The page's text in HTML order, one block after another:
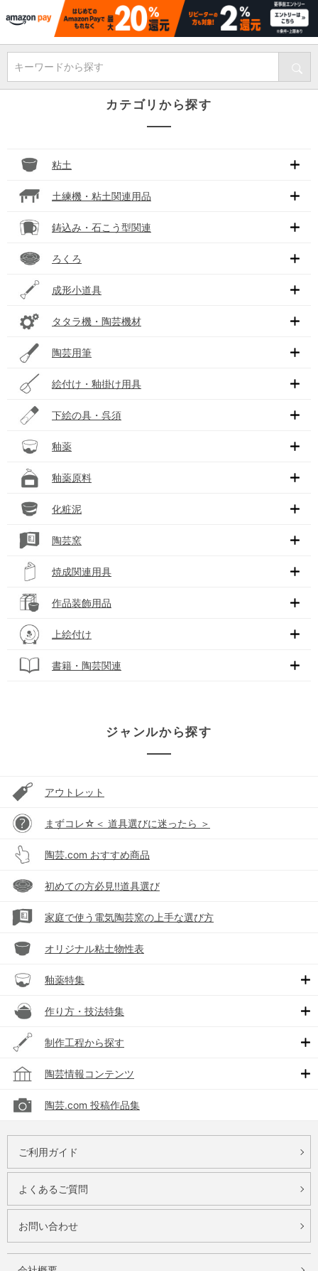
キーワードから探す
カテゴリから探す
粘土
土練機・粘土関連用品
鋳込み・石こう型関連
ろくろ
成形小道具
タタラ機・陶芸機材
陶芸用筆
絵付け・釉掛け用具
下絵の具・呉須
釉薬
釉薬原料
化粧泥
陶芸窯
焼成関連用具
作品装飾用品
上絵付け
書籍・陶芸関連
ジャンルから探す
アウトレット
まずコレ☆＜ 道具選びに迷ったら ＞
陶芸.com おすすめ商品
初めての方必見!!道具選び
家庭で使う電気陶芸窯の上手な選び方
オリジナル粘土物性表
釉薬特集
作り方・技法特集
制作工程から探す
陶芸情報コンテンツ
陶芸.com 投稿作品集
ご利用ガイド
よくあるご質問
お問い合わせ